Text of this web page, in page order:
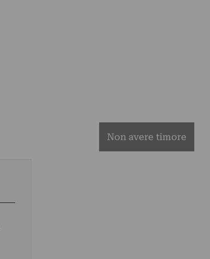
Non avere timore